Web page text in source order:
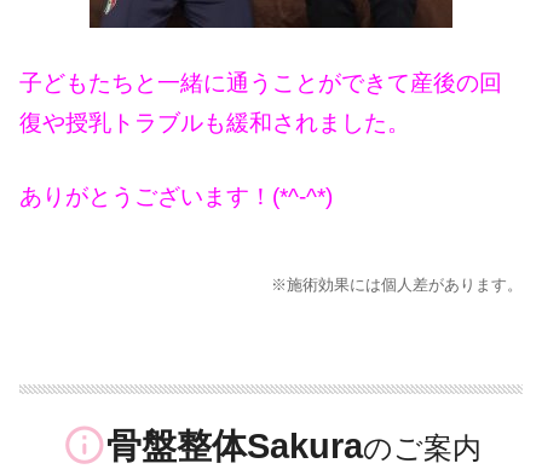
子どもたちと一緒に通うことができて産後の回
復や授乳トラブルも緩和されました。
ありがとうございます！(*^-^*)
※施術効果には個人差があります。
info_outline骨盤整体Sakura